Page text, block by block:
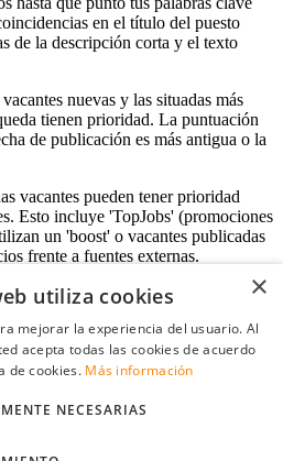
en el título del puesto
de la descripción corta y el texto
nuevas y las situadas más
tienen prioridad. La puntuación
de publicación es más antigua o la
vacantes pueden tener prioridad
Esto incluye 'TopJobs' (promociones
un 'boost' o vacantes publicadas
frente a fuentes externas.
×
utiliza cookies
mejorar la experiencia del usuario. Al
acepta todas las cookies de acuerdo
de cookies. Más información
NECESARIAS